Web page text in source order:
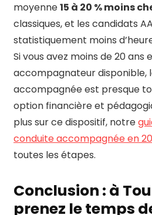
moyenne15 à 20 % moins
classiques, et les candidats
statistiquement moins
Si vous avez moins de 20 ans
accompagnateur disponible,
accompagnée est presque
option financière et
plus sur ce dispositif, notre
conduite accompagnée en
toutes les étapes.
Conclusion : à
prenez le temps